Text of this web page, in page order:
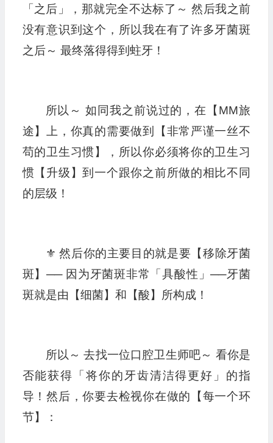
「之后」，那就完全不达标了～ 然后我之前
没有意识到这个，所以我在有了许多牙菌斑
之后～ 最终落得得到蛀牙！
所以～ 如同我之前说过的，在【MM旅
途】上，你真的需要做到【非常严谨一丝不
苟的卫生习惯】，所以你必须将你的卫生习
惯【升级】到一个跟你之前所做的相比不同
的层级！
⚜️ 然后你的主要目的就是要【移除牙菌
斑】── 因为牙菌斑非常「具酸性」──牙菌
斑就是由【细菌】和【酸】所构成！
所以～ 去找一位口腔卫生师吧～ 看你是
否能获得「将你的牙齿清洁得更好」的指
导！然后，你要去检视你在做的【每一个环
节】：